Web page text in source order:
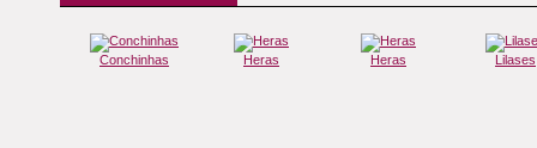
Conchinhas Heras Heras Lilases